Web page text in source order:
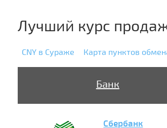
Лучший курс
CNY в Сураже Карта пунктов
Банк
Сбербанк